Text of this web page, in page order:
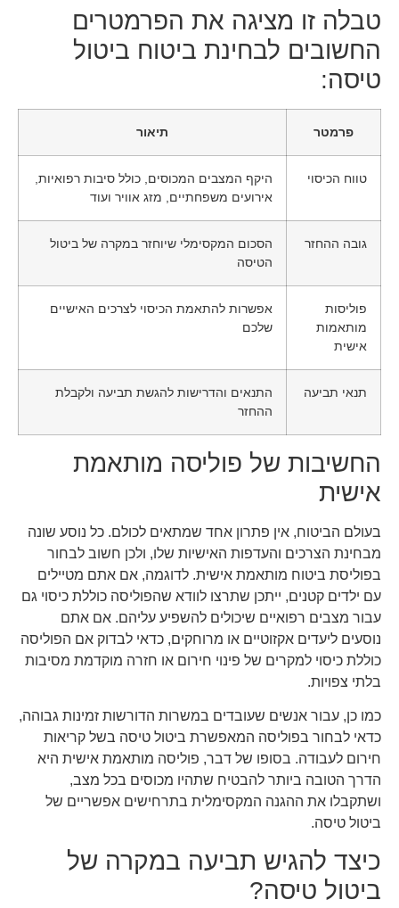
טבלה זו מציגה את הפרמטרים
החשובים לבחינת ביטוח ביטול
טיסה:
פרמטר תיאור
טווח הכיסוי
היקף המצבים המכוסים, כולל סיבות רפואיות,
אירועים משפחתיים, מזג אוויר ועוד
גובה ההחזר
הסכום המקסימלי שיוחזר במקרה של ביטול
הטיסה
פוליסות
מותאמות
אישית
אפשרות להתאמת הכיסוי לצרכים האישיים
שלכם
תנאי תביעה
התנאים והדרישות להגשת תביעה ולקבלת
ההחזר
החשיבות של פוליסה מותאמת
אישית
בעולם הביטוח, אין פתרון אחד שמתאים לכולם. כל נוסע שונה
מבחינת הצרכים והעדפות האישיות שלו, ולכן חשוב לבחור
בפוליסת ביטוח מותאמת אישית. לדוגמה, אם אתם מטיילים
עם ילדים קטנים, ייתכן שתרצו לוודא שהפוליסה כוללת כיסוי גם
עבור מצבים רפואיים שיכולים להשפיע עליהם. אם אתם
נוסעים ליעדים אקזוטיים או מרוחקים, כדאי לבדוק אם הפוליסה
כוללת כיסוי למקרים של פינוי חירום או חזרה מוקדמת מסיבות
בלתי צפויות.
כמו כן, עבור אנשים שעובדים במשרות הדורשות זמינות גבוהה,
כדאי לבחור בפוליסה המאפשרת ביטול טיסה בשל קריאות
חירום לעבודה. בסופו של דבר, פוליסה מותאמת אישית היא
הדרך הטובה ביותר להבטיח שתהיו מכוסים בכל מצב,
ושתקבלו את ההגנה המקסימלית בתרחישים אפשריים של
ביטול טיסה.
כיצד להגיש תביעה במקרה של
ביטול טיסה?